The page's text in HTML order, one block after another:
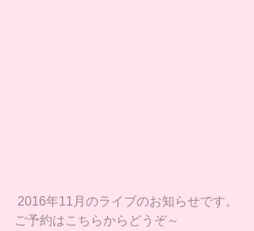
2016年11月のライブのお知らせです。
ご予約はこちらからどうぞ～